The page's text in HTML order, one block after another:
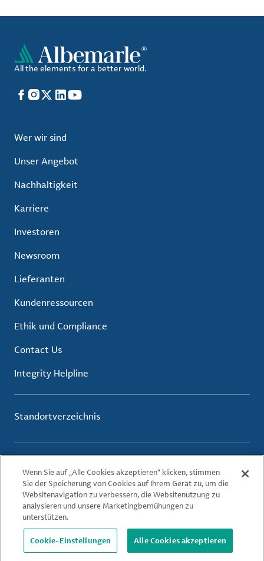
All the elements for a better world.
Facebook
Instagram
X LinkedIn
YouTube
Wer wir sind
Unser Angebot
Nachhaltigkeit
Karriere
Investoren
Newsroom
Lieferanten
Kundenressourcen
Ethik und Compliance
Contact Us
Integrity Helpline
Standortverzeichnis
Datenschutzerklärung
Cookie-Richtlinie
© 2026 Albemarle Corporation. All Rights Reserved.
Wenn Sie auf „Alle Cookies akzeptieren“ klicken, stimmen
Sie der Speicherung von Cookies auf Ihrem Gerät zu, um die
Websitenavigation zu verbessern, die Websitenutzung zu
analysieren und unsere Marketingbemühungen zu
unterstützen.
Cookie-Einstellungen Alle Cookies akzeptieren